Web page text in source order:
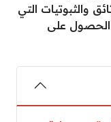
والثبوتيات التي
الحصول على